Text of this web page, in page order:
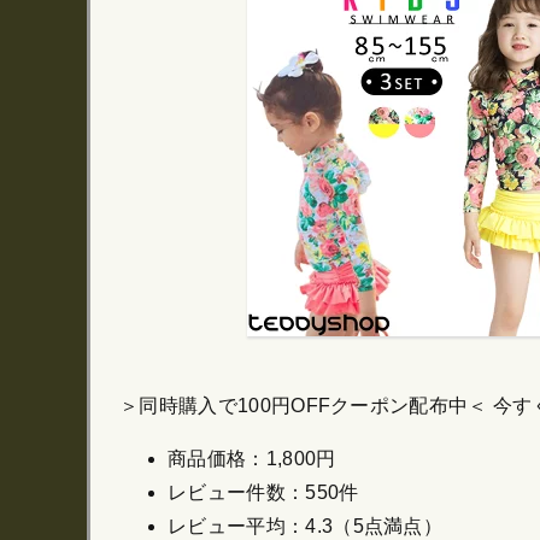
＞同時購入で100円OFFクーポン配布中＜ 今す
商品価格：1,800円
レビュー件数：550件
レビュー平均：4.3（5点満点）